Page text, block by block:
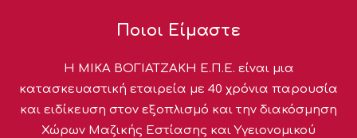
Ποιοι Είμαστε
Η ΜΙΚΑ ΒΟΓΙΑΤΖΑΚΗ Ε.Π.Ε. είναι μια
κατασκευαστική εταιρεία με 40 χρόνια παρουσία
και ειδίκευση στον εξοπλισμό και την διακόσμηση
Χώρων Μαζικής Εστίασης και Υγειονομικού